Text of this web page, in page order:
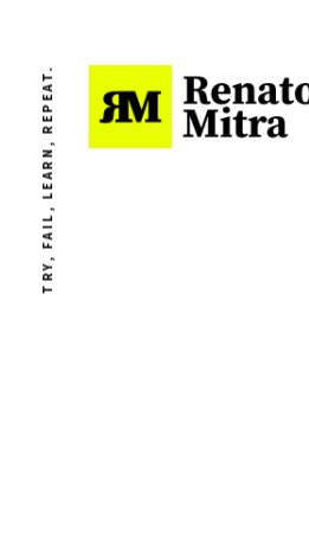
TRY, FAIL, LEARN, REPEAT.